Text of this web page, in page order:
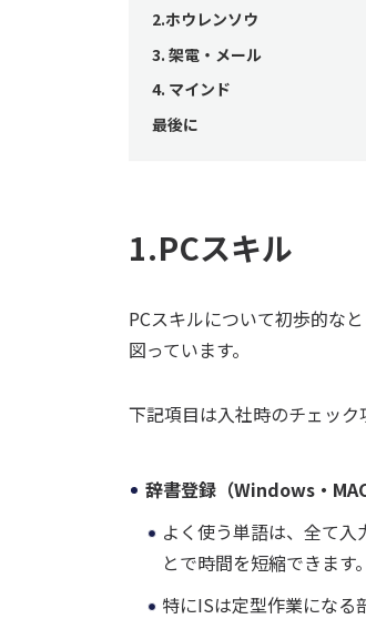
2.ホウレンソウ
3. 架電・メール
4. マインド
最後に
1.PCスキル
PCスキルについて初歩的な
図っています。
下記項目は入社時のチェック
辞書登録（Windows・MAC
よく使う単語は、全て
とで時間を短縮できます。
特にISは定型作業にな